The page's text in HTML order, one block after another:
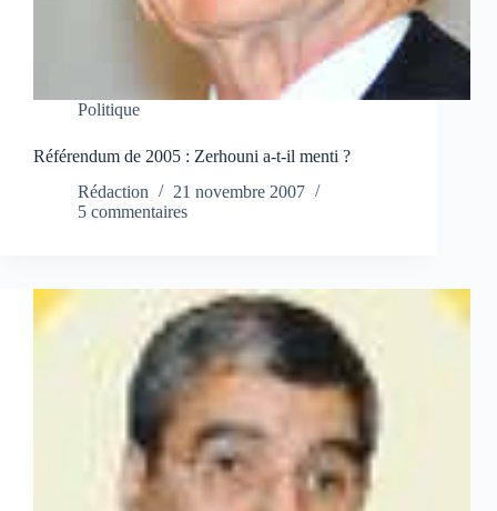
Politique
Référendum de 2005 : Zerhouni a-t-il menti ?
Rédaction
21 novembre 2007
5 commentaires